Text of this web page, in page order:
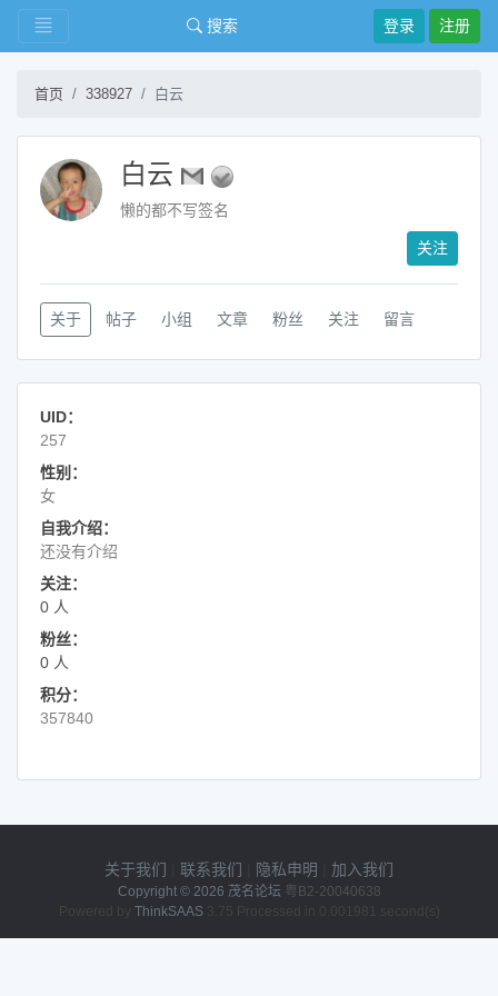
搜索 登录 注册
首页 338927 白云
白云
懒的都不写签名
关注
关于 帖子 小组 文章 粉丝 关注 留言
UID：
257
性别：
女
自我介绍：
还没有介绍
关注：
0 人
粉丝：
0 人
积分：
357840
关于我们 联系我们 隐私申明 加入我们
Copyright © 2026 茂名论坛 粤B2-20040638
Powered by ThinkSAAS3.75 Processed in 0.001981 second(s)